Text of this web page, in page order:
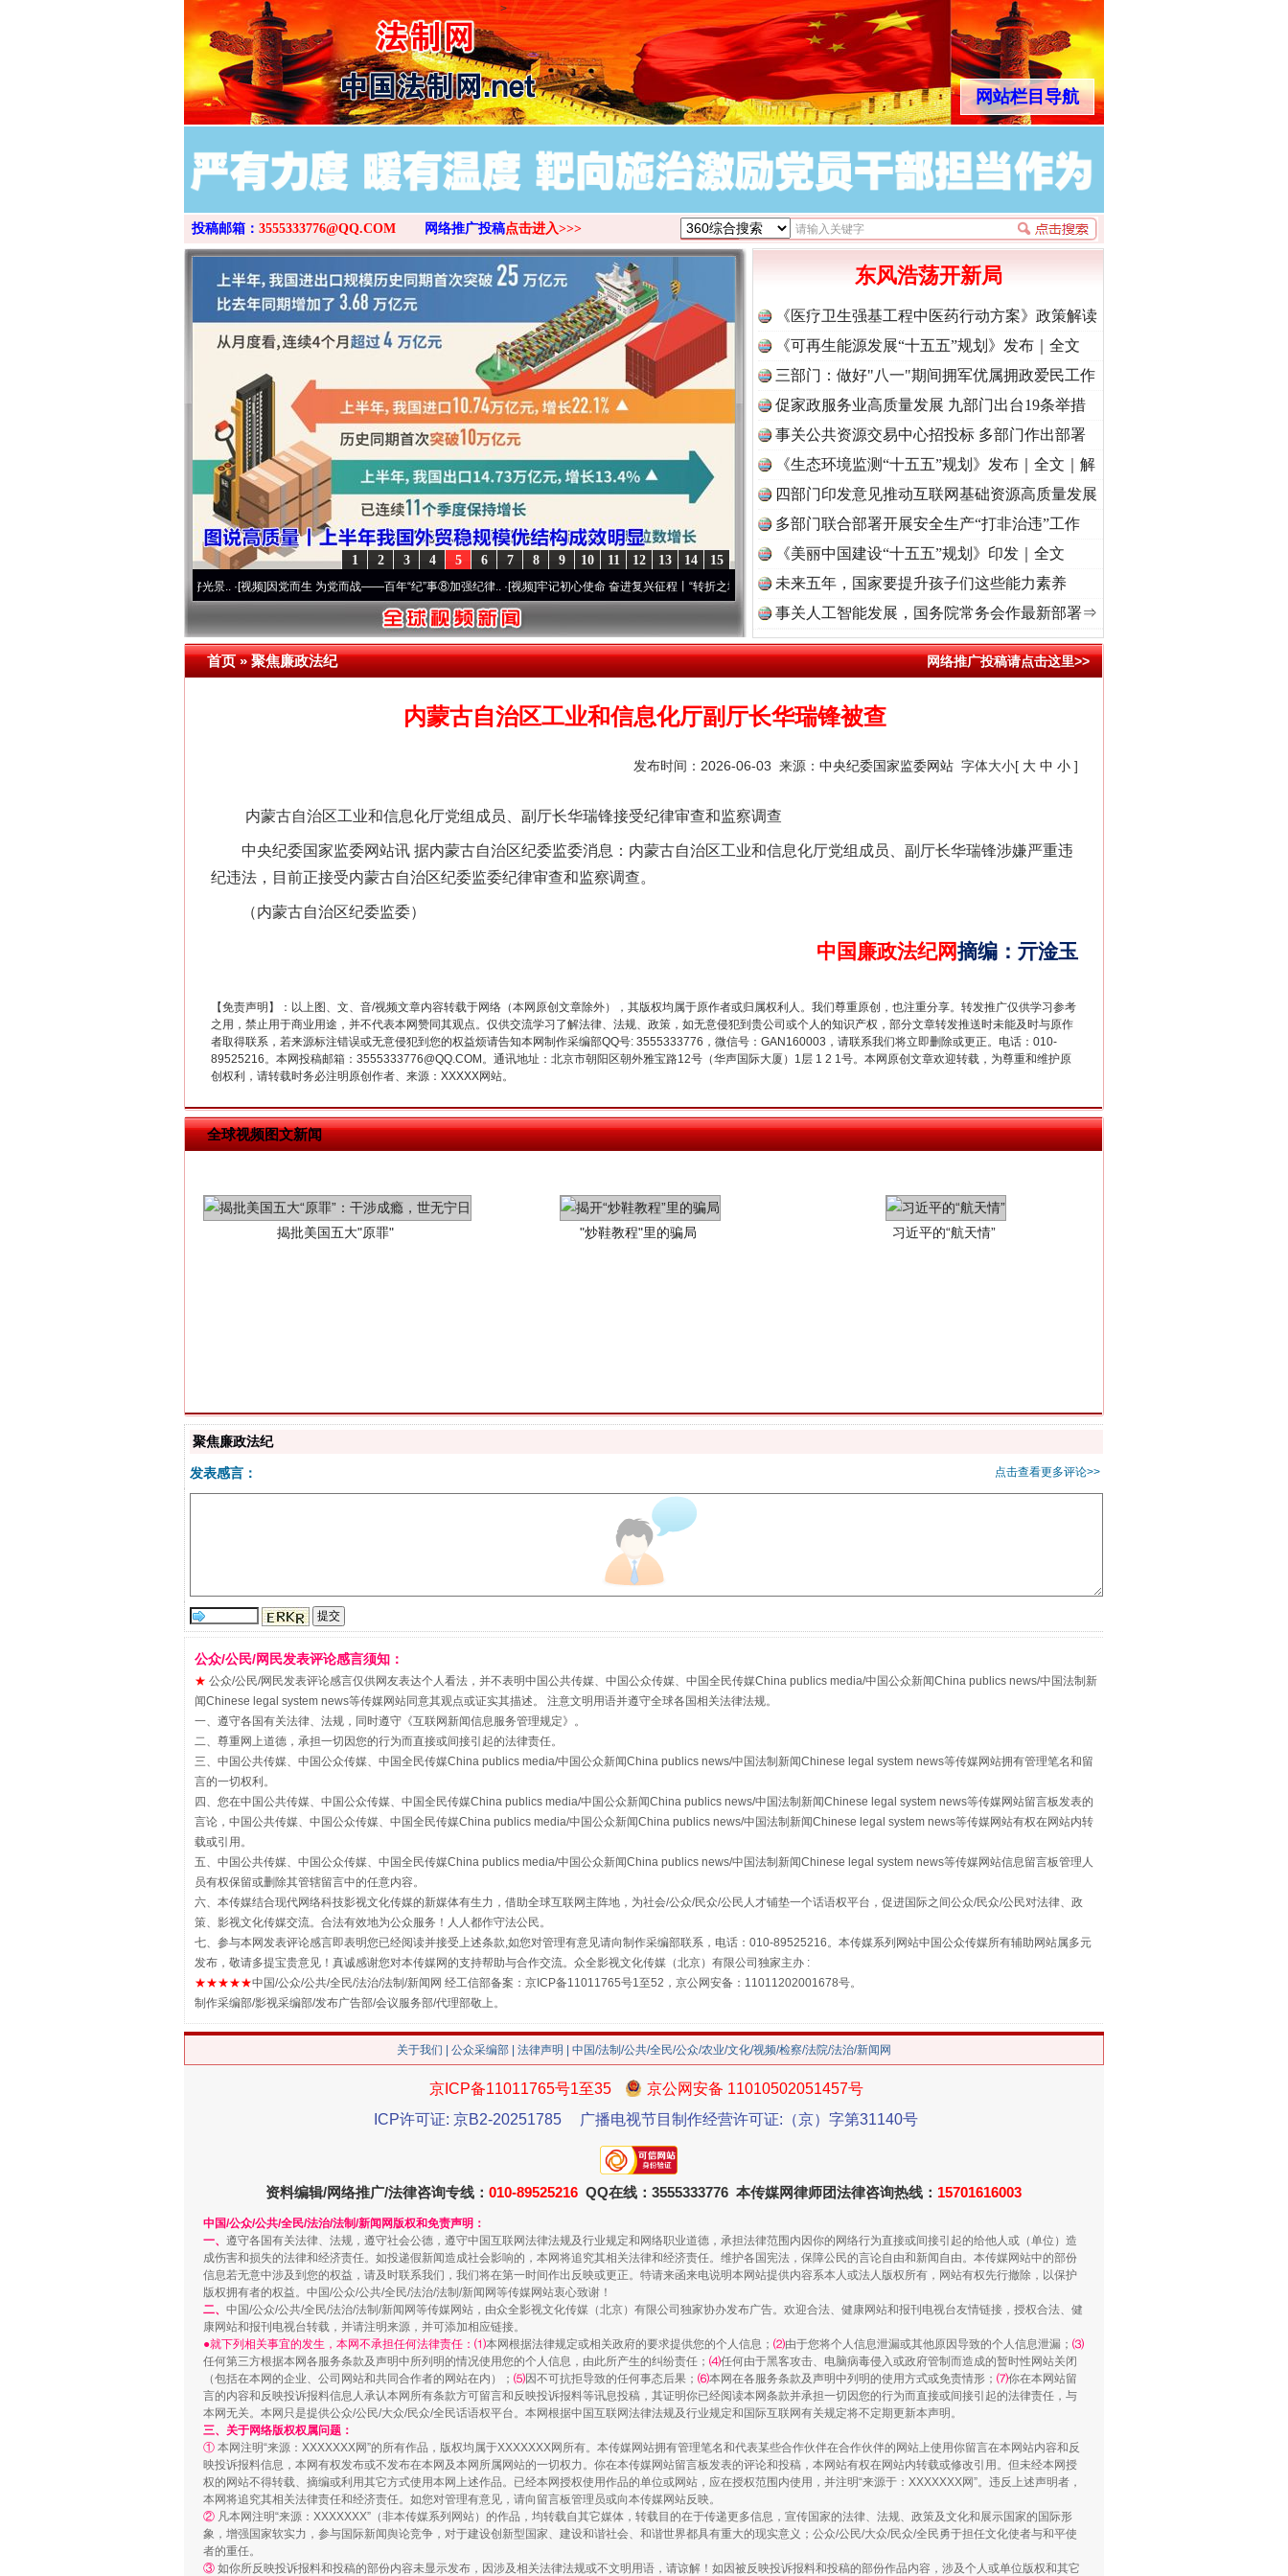
>
网站栏目导航
投稿邮箱： 3555333776@QQ.COM 网络推广投稿点击进入>>>
15
14
13
12
11
10
9
8
7
6
5
4
3
2
1
·[视频]因党而生 为党而战——百年“纪”事⑧加强纪律..·[视频]牢记初心使命 奋进复兴征程丨“转折之城”激荡.. ·[视频]牢记初心使命 奋进复兴征程丨红船起航处 潮起..·[视频]一首歌的时间，读懂乐至的“诗与远方”
东风浩荡开新局
《医疗卫生强基工程中医药行动方案》政策解读
《可再生能源发展“十五五”规划》发布｜全文
三部门：做好"八一"期间拥军优属拥政爱民工作
促家政服务业高质量发展 九部门出台19条举措
事关公共资源交易中心招投标 多部门作出部署
《生态环境监测“十五五”规划》发布｜全文｜解
读
四部门印发意见推动互联网基础资源高质量发展
多部门联合部署开展安全生产“打非治违”工作
《美丽中国建设“十五五”规划》印发｜全文
未来五年，国家要提升孩子们这些能力素养
事关人工智能发展，国务院常务会作最新部署⇒
首页»聚焦廉政法纪 网络推广投稿请点击这里>>
内蒙古自治区工业和信息化厅副厅长华瑞锋被查
发布时间：2026-06-03 来源： 中央纪委国家监委网站 字体大小[ 大 中 小 ]
内蒙古自治区工业和信息化厅党组成员、副厅长华瑞锋接受纪律审查和监察调查
中央纪委国家监委网站讯 据内蒙古自治区纪委监委消息：内蒙古自治区工业和信息化厅党组成员、副厅长华瑞锋涉嫌严重违
纪违法，目前正接受内蒙古自治区纪委监委纪律审查和监察调查。
（内蒙古自治区纪委监委）
中国廉政法纪网摘编 ： 亓淦玉
【免责声明】：以上图、文、音/视频文章内容转载于网络（本网原创文章除外），其版权均属于原作者或归属权利人。我们尊重原创，也注重分享。转发推广仅供学习参考
之用，禁止用于商业用途，并不代表本网赞同其观点。仅供交流学习了解法律、法规、政策，如无意侵犯到贵公司或个人的知识产权，部分文章转发推送时未能及时与原作
者取得联系，若来源标注错误或无意侵犯到您的权益烦请告知本网制作采编部QQ号: 3555333776，微信号：GAN160003，请联系我们将立即删除或更正。电话：010-
89525216。本网投稿邮箱：3555333776@QQ.COM。通讯地址：北京市朝阳区朝外雅宝路12号（华声国际大厦）1层 1 2 1号。本网原创文章欢迎转载，为尊重和维护原
创权利，请转载时务必注明原创作者、来源：XXXXX网站。
全球视频图文新闻
在谋一域中谋全局
今年投资意愿榜揭晓
习近平的博鳌关键词
魏明亮严重违纪违法案透视
千亩耕地变“别墅”
“刷贴”乱象丛生
揭批美国五大"原罪" "炒鞋教程"里的骗局 习近平的“航天情”
解纷+调解+退费，一次搞定
重拳出击！专项整治午间酒驾
站台名比不上好声名
走近一线检察官
漫山遍野的桃花与雪山、麦地、白藏房
招工难、用工荒背后
送你一朵小红花
侵吞公款13万，颠沛流离20年
网上购药对药下症？
聚焦廉政法纪
点击查看更多评论>>
发表感言：
公众/公民/网民发表评论感言须知：
★ 公众/公民/网民发表评论感言仅供网友表达个人看法，并不表明中国公共传媒、中国公众传媒、中国全民传媒China publics media/中国公众新闻China publics news/中国法制新
闻Chinese legal system news等传媒网站同意其观点或证实其描述。 注意文明用语并遵守全球各国相关法律法规。
一、遵守各国有关法律、法规，同时遵守《互联网新闻信息服务管理规定》。
二、尊重网上道德，承担一切因您的行为而直接或间接引起的法律责任。
三、中国公共传媒、中国公众传媒、中国全民传媒China publics media/中国公众新闻China publics news/中国法制新闻Chinese legal system news等传媒网站拥有管理笔名和留
言的一切权利。
四、您在中国公共传媒、中国公众传媒、中国全民传媒China publics media/中国公众新闻China publics news/中国法制新闻Chinese legal system news等传媒网站留言板发表的
言论，中国公共传媒、中国公众传媒、中国全民传媒China publics media/中国公众新闻China publics news/中国法制新闻Chinese legal system news等传媒网站有权在网站内转
载或引用。
五、中国公共传媒、中国公众传媒、中国全民传媒China publics media/中国公众新闻China publics news/中国法制新闻Chinese legal system news等传媒网站信息留言板管理人
员有权保留或删除其管辖留言中的任意内容。
六、本传媒结合现代网络科技影视文化传媒的新媒体有生力，借助全球互联网主阵地，为社会/公众/民众/公民人才铺垫一个话语权平台，促进国际之间公众/民众/公民对法律、政
策、影视文化传媒交流。合法有效地为公众服务！人人都作守法公民。
七、参与本网发表评论感言即表明您已经阅读并接受上述条款,如您对管理有意见请向制作采编部联系，电话：010-89525216。本传媒系列网站中国公众传媒所有辅助网站属多元
发布，敬请多提宝贵意见！真诚感谢您对本传媒网的支持帮助与合作交流。众全影视文化传媒（北京）有限公司独家主办 :
★★★★★中国/公众/公共/全民/法治/法制/新闻网 经工信部备案：京ICP备11011765号1至52，京公网安备：11011202001678号。
制作采编部/影视采编部/发布广告部/会议服务部/代理部敬上。
关于我们 公众采编部 法律声明 | 中国/法制/公共/全民/公众/农业/文化/视频/检察/法院/法治/新闻网
京ICP备11011765号1至35
京公网安备 11010502051457号
ICP许可证: 京B2-20251785
广播电视节目制作经营许可证:（京）字第31140号
资料编辑/网络推广/法律咨询专线： 010-89525216 QQ在线：3555333776 本传媒网律师团法律咨询热线： 15701616003
中国/公众/公共/全民/法治/法制/新闻网版权和免责声明：
一、 遵守各国有关法律、法规，遵守社会公德，遵守中国互联网法律法规及行业规定和网络职业道德，承担法律范围内因你的网络行为直接或间接引起的给他人或（单位）造
成伤害和损失的法律和经济责任。如投递假新闻造成社会影响的，本网将追究其相关法律和经济责任。维护各国宪法，保障公民的言论自由和新闻自由。本传媒网站中的部份
信息若无意中涉及到您的权益，请及时联系我们，我们将在第一时间作出反映或更正。特请来函来电说明本网站提供内容系本人或法人版权所有，网站有权先行撤除，以保护
版权拥有者的权益。中国/公众/公共/全民/法治/法制/新闻网等传媒网站衷心致谢！
二、 中国/公众/公共/全民/法治/法制/新闻网等传媒网站，由众全影视文化传媒（北京）有限公司独家协办发布广告。欢迎合法、健康网站和报刊电视台友情链接，授权合法、健
康网站和报刊电视台转载，并请注明来源，并可添加相应链接。
●就下列相关事宜的发生，本网不承担任何法律责任：⑴本网根据法律规定或相关政府的要求提供您的个人信息； ⑵由于您将个人信息泄漏或其他原因导致的个人信息泄漏； ⑶
任何第三方根据本网各服务条款及声明中所列明的情况使用您的个人信息，由此所产生的纠纷责任； ⑷任何由于黑客攻击、电脑病毒侵入或政府管制而造成的暂时性网站关闭
（包括在本网的企业、公司网站和共同合作者的网站在内）； ⑸因不可抗拒导致的任何事态后果； ⑹本网在各服务条款及声明中列明的使用方式或免责情形； ⑺你在本网站留
言的内容和反映投诉报料信息人承认本网所有条款方可留言和反映投诉报料等讯息投稿，其证明你已经阅读本网条款并承担一切因您的行为而直接或间接引起的法律责任，与
本网无关。本网只是提供公众/公民/大众/民众/全民话语权平台。本网根据中国互联网法律法规及行业规定和国际互联网有关规定将不定期更新本声明。
三、关于网络版权权属问题：
① 本网注明“来源：XXXXXXX网”的所有作品，版权均属于XXXXXXX网所有。本传媒网站拥有管理笔名和代表某些合作伙伴在合作伙伴的网站上使用你留言在本网站内容和反
映投诉报料信息，本网有权发布或不发布在本网及本网所属网站的一切权力。你在本传媒网站留言板发表的评论和投稿，本网站有权在网站内转载或修改引用。但未经本网授
权的网站不得转载、摘编或利用其它方式使用本网上述作品。已经本网授权使用作品的单位或网站，应在授权范围内使用，并注明“来源于：XXXXXXX网”。违反上述声明者，
本网将追究其相关法律责任和经济责任。如您对管理有意见，请向留言板管理员或向本传媒网站反映。
② 凡本网注明“来源：XXXXXXX”（非本传媒系列网站）的作品，均转载自其它媒体，转载目的在于传递更多信息，宣传国家的法律、法规、政策及文化和展示国家的国际形
象，增强国家软实力，参与国际新闻舆论竞争，对于建设创新型国家、建设和谐社会、和谐世界都具有重大的现实意义；公众/公民/大众/民众/全民勇于担任文化使者与和平使
者的重任。
③ 如你所反映投诉报料和投稿的部份内容未显示发布，因涉及相关法律法规或不文明用语，请谅解！如因被反映投诉报料和投稿的部份作品内容，涉及个人或单位版权和其它